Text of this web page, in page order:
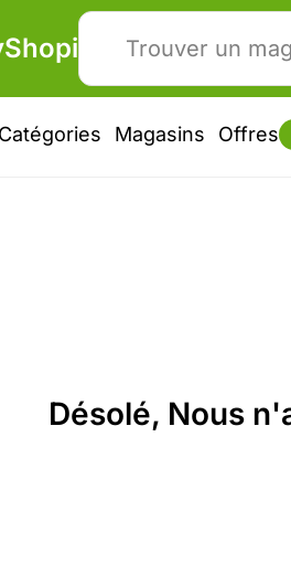
Catégories Magasins Offres
Désolé, Nous